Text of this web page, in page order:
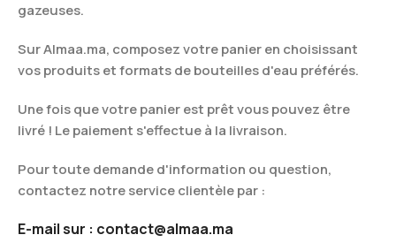
gazeuses.
Sur Almaa.ma, composez votre panier en choisissant
vos produits et formats de bouteilles d'eau préférés.
Une fois que votre panier est prêt vous pouvez être
livré ! Le paiement s'effectue à la livraison.
Pour toute demande d'information ou question,
contactez notre service clientèle par :
E-mail sur : contact@almaa.ma